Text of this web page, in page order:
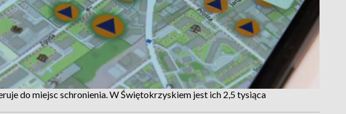
do miejsc schronienia. W Świętokrzyskiem jest ich 2,5 tysiąca